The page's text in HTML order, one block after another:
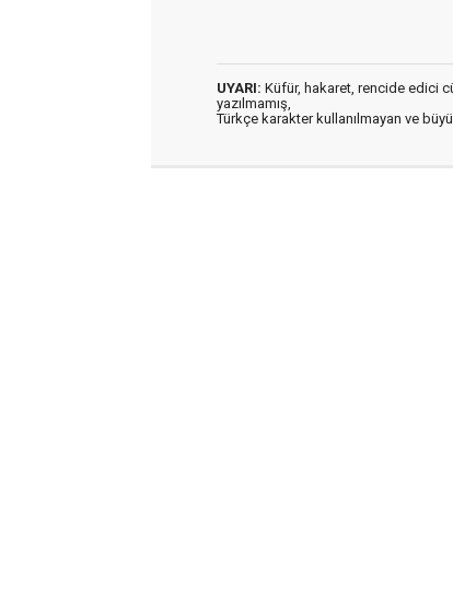
UYARI: Küfür, hakaret, rencide edici
yazılmamış,
Türkçe karakter kullanılmayan ve